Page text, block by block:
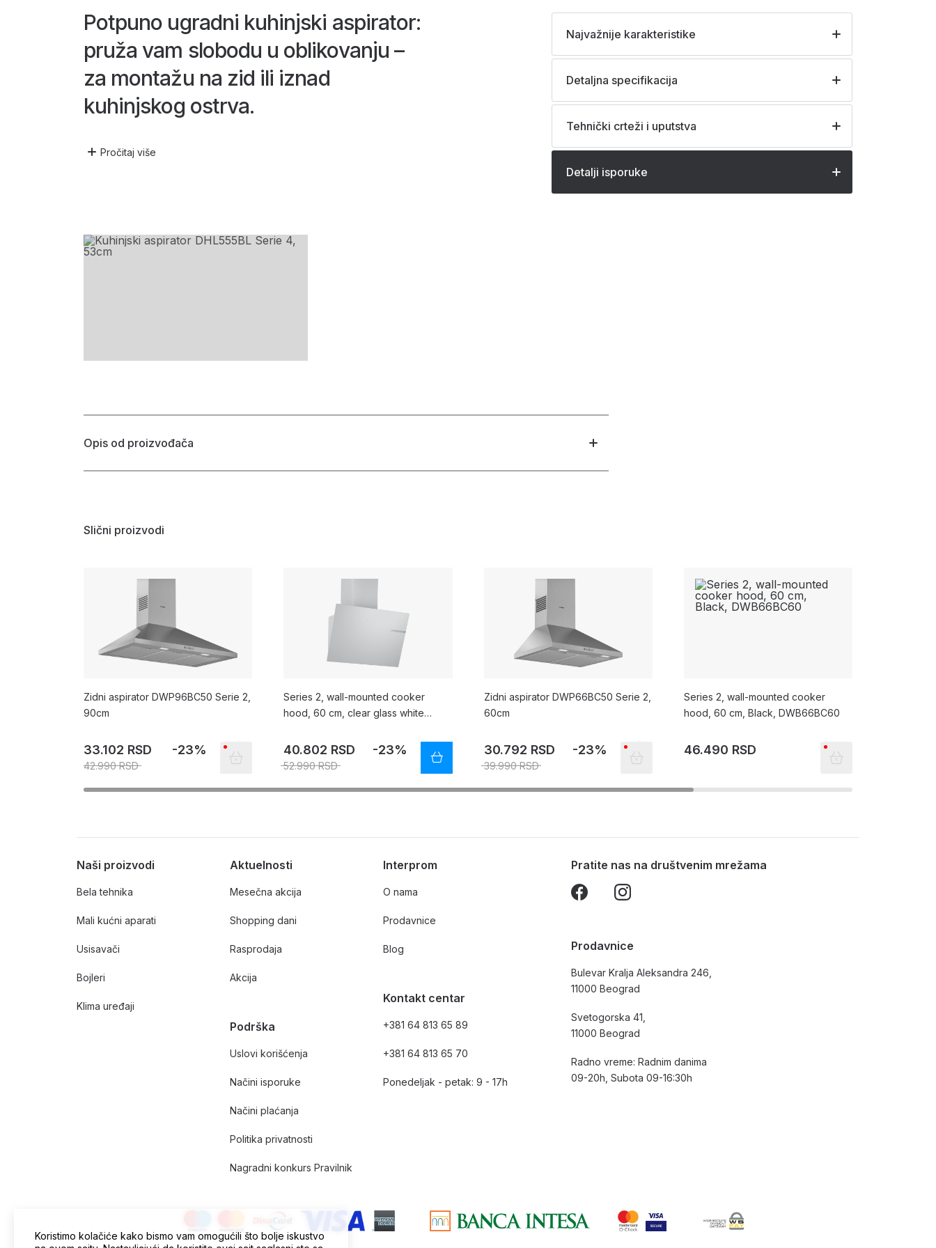
Potpuno ugradni kuhinjski aspirator:
pruža vam slobodu u oblikovanju –
za montažu na zid ili iznad
kuhinjskog ostrva.
Pročitaj više
Najvažnije karakteristike
Detaljna specifikacija
Tehnički crteži i uputstva
Detalji isporuke
Opis od proizvođača
Slični proizvodi
Zidni aspirator DWP96BC50 Serie 2,
90cm
33.102 RSD
42.990 RSD
-23%
Series 2, wall-mounted cooker
hood, 60 cm, clear glass white
40.802 RSD
52.990 RSD
-23%
Zidni aspirator DWP66BC50 Serie 2,
60cm
30.792 RSD
39.990 RSD
-23%
Series 2, wall-mounted cooker
hood, 60 cm, Black, DWB66BC60
46.490 RSD
Naši proizvodi
Bela tehnika
Mali kućni aparati
Usisavači
Bojleri
Klima uređaji
Aktuelnosti
Mesečna akcija
Shopping dani
Rasprodaja
Akcija
Podrška
Uslovi korišćenja
Načini isporuke
Načini plaćanja
Politika privatnosti
Nagradni konkurs Pravilnik
Interprom
O nama
Prodavnice
Blog
Kontakt centar
+381 64 813 65 89
+381 64 813 65 70
Ponedeljak - petak: 9 - 17h
Pratite nas na društvenim mrežama
Prodavnice
Bulevar Kralja Aleksandra 246,
11000 Beograd
Svetogorska 41,
11000 Beograd
Radno vreme: Radnim danima
09-20h, Subota 09-16:30h
Koristimo kolačiće kako bismo vam omogućili što bolje iskustvo